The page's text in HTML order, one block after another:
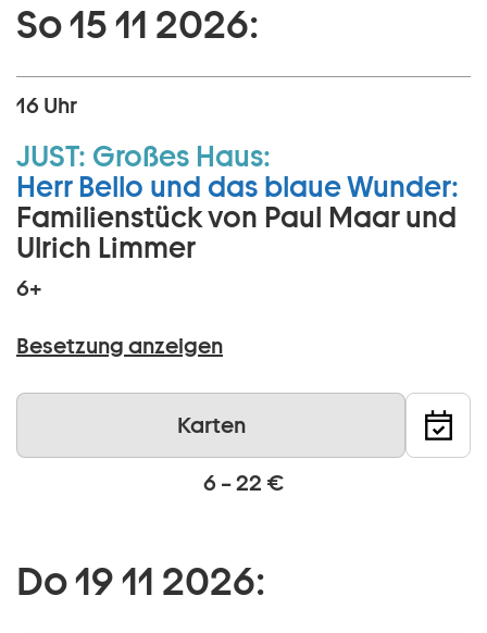
So 15 11 2026:
16 Uhr
JUST: Großes Haus:
Herr Bello und das blaue Wunder:
Familienstück von Paul Maar und
Ulrich Limmer
6+
Besetzung anzeigen
Karten
6 – 22 €
Do 19 11 2026: